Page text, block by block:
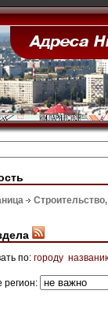
по: городу
регион: